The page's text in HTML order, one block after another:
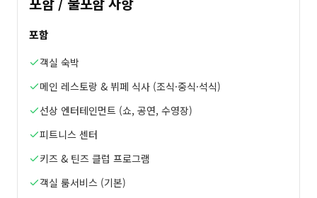
포함
객실 숙박
메인 레스토랑 & 뷔페 식사 (조식·중식·석식)
선상 엔터테인먼트 (쇼, 공연, 수영장)
피트니스 센터
키즈 & 틴즈 클럽 프로그램
객실 룸서비스 (기본)